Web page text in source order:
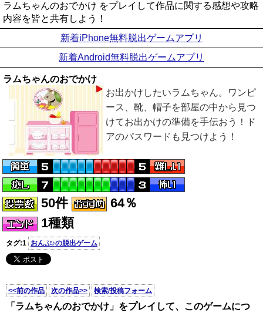
ラムちゃんのおでかけ をプレイして作品に関する感想や攻略
内容を皆と共有しよう！
新着iPhone無料脱出ゲームアプリ
新着Android無料脱出ゲームアプリ
ラムちゃんのおでかけ
お出かけしたいラムちゃん。ワンピ
ース、靴、帽子を部屋の中から見つ
けてお出かけの準備を手伝おう！ド
アのパスワードも見つけよう！
50件
64％
1種類
タグ:1 おんぷ♪の脱出ゲーム
<<前の作品 次の作品>> 検索/投稿フォーム
「ラムちゃんのおでかけ」をプレイして、このゲームにつ